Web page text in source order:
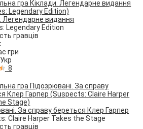
Легендарне видання
Legendary Edition
8
За справу береться Клер Гарпер
Claire Harper Takes the Stage